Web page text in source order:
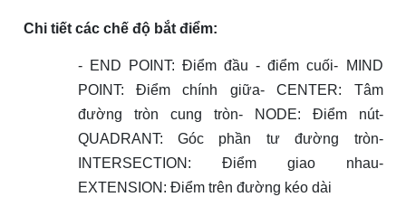
Chi tiết các chế độ bắt điểm:
- END POINT: Điểm đầu - điểm cuối-
MIND
POINT: Điểm chính giữa-CENTER: Tâm
đường tròn cung tròn-
NODE: Điểm nút-
QUADRANT: Góc phần tư đường tròn-
INTERSECTION : Điểm giao nhau-
EXTENSION : Điểm trên đường kéo dài